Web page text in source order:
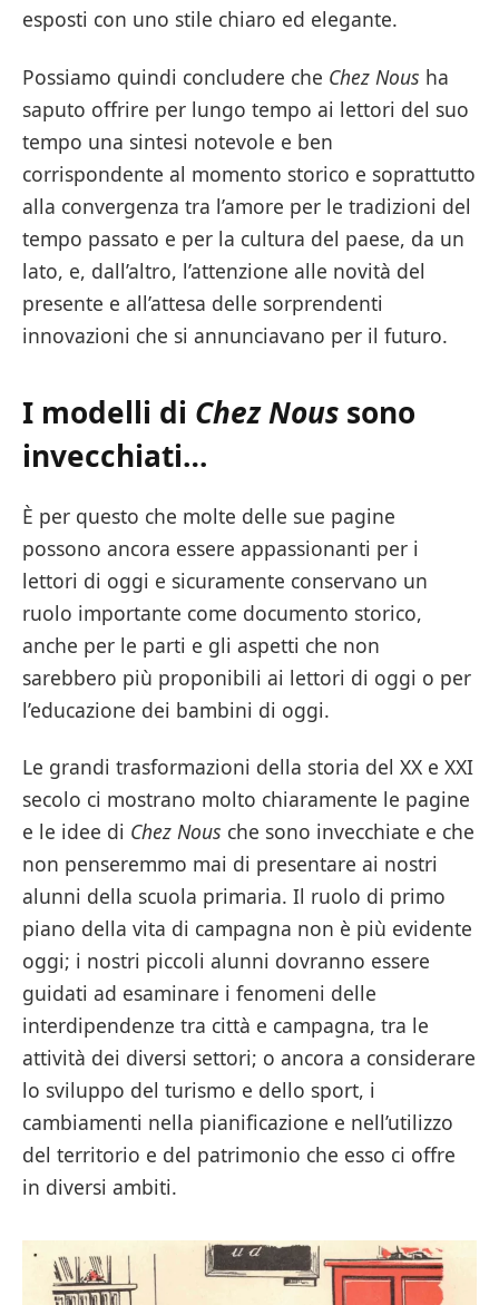
esposti con uno stile chiaro ed elegante.
Possiamo quindi concludere che Chez Nous ha
saputo offrire per lungo tempo ai lettori del suo
tempo una sintesi notevole e ben
corrispondente al momento storico e soprattutto
alla convergenza tra l’amore per le tradizioni del
tempo passato e per la cultura del paese, da un
lato, e, dall’altro, l’attenzione alle novità del
presente e all’attesa delle sorprendenti
innovazioni che si annunciavano per il futuro.
I modelli di Chez Nous sono
invecchiati…
È per questo che molte delle sue pagine
possono ancora essere appassionanti per i
lettori di oggi e sicuramente conservano un
ruolo importante come documento storico,
anche per le parti e gli aspetti che non
sarebbero più proponibili ai lettori di oggi o per
l’educazione dei bambini di oggi.
Le grandi trasformazioni della storia del XX e XXI
secolo ci mostrano molto chiaramente le pagine
e le idee di Chez Nous che sono invecchiate e che
non penseremmo mai di presentare ai nostri
alunni della scuola primaria. Il ruolo di primo
piano della vita di campagna non è più evidente
oggi; i nostri piccoli alunni dovranno essere
guidati ad esaminare i fenomeni delle
interdipendenze tra città e campagna, tra le
attività dei diversi settori; o ancora a considerare
lo sviluppo del turismo e dello sport, i
cambiamenti nella pianificazione e nell’utilizzo
del territorio e del patrimonio che esso ci offre
in diversi ambiti.